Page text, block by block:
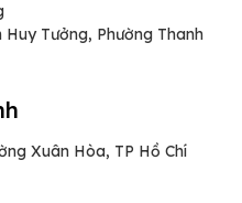
Tưởng, Phường Thanh
Xuân Hòa, TP Hồ Chí